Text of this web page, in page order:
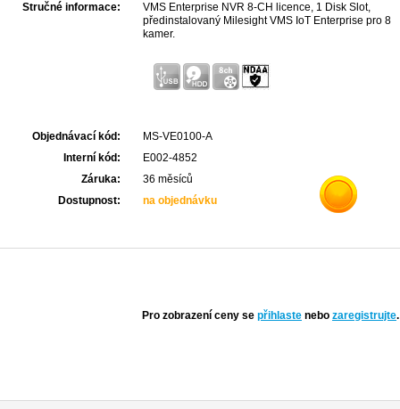
Stručné informace:
VMS Enterprise NVR 8-CH licence, 1 Disk Slot,
předinstalovaný Milesight VMS IoT Enterprise pro 8
kamer.
Objednávací kód:
MS-VE0100-A
Interní kód:
E002-4852
Záruka:
36 měsíců
Dostupnost:
na objednávku
Pro zobrazení ceny se přihlaste nebo zaregistrujte.